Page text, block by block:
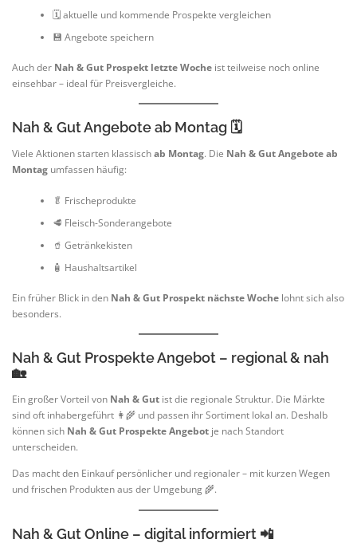
🗓️ aktuelle und kommende Prospekte vergleichen
💾 Angebote speichern
Auch der Nah & Gut Prospekt letzte Woche ist teilweise noch online
einsehbar – ideal für Preisvergleiche.
Nah & Gut Angebote ab Montag 🗓️
Viele Aktionen starten klassischab Montag. Die Nah & Gut Angebote ab
Montag umfassen häufig:
🥬 Frischeprodukte
🥩 Fleisch-Sonderangebote
🥤 Getränkekisten
🧴 Haushaltsartikel
Ein früher Blick in den Nah & Gut Prospekt nächste Woche lohnt sich also
besonders.
Nah & Gut Prospekte Angebot – regional & nah
🏡
Ein großer Vorteil von Nah & Gut ist die regionale Struktur. Die Märkte
sind oft inhabergeführt 👩‍🌾 und passen ihr Sortiment lokal an. Deshalb
können sich Nah & Gut Prospekte Angebot je nach Standort
unterscheiden.
Das macht den Einkauf persönlicher und regionaler – mit kurzen Wegen
und frischen Produkten aus der Umgebung 🌾.
Nah & Gut Online – digital informiert 📲